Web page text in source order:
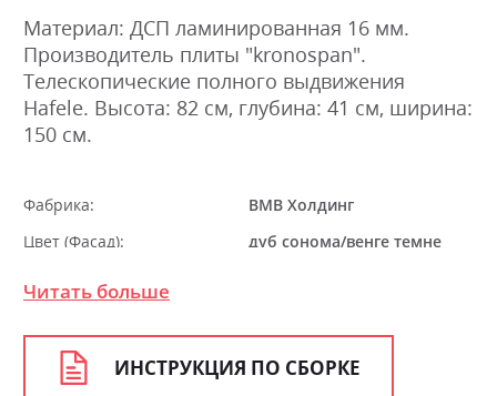
Материал: ДСП ламинированная 16 мм.
Производитель плиты "kronospan".
Телескопические полного выдвижения
Hafele. Высота: 82 см, глубина: 41 см, ширина:
150 см.
Фабрика:
ВМВ Холдинг
Цвет (Фасад):
дуб сонома/венге темне
Стиль
Материал
Читать больше
ИНСТРУКЦИЯ ПО СБОРКЕ